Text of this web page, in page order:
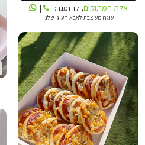
אלת המתוקים, להזמנה: |
עוגה מעוצבת לאבא העוגן שלנו
אלת המתוקים